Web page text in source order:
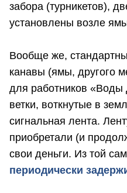
забора (турникетов),
установлены возле
Вообще же,
канавы (ямы, другого
для работников «Воды
ветки, воткнутые в
сигнальная лента.
приобретали (и
свои деньги. Из той
периодически